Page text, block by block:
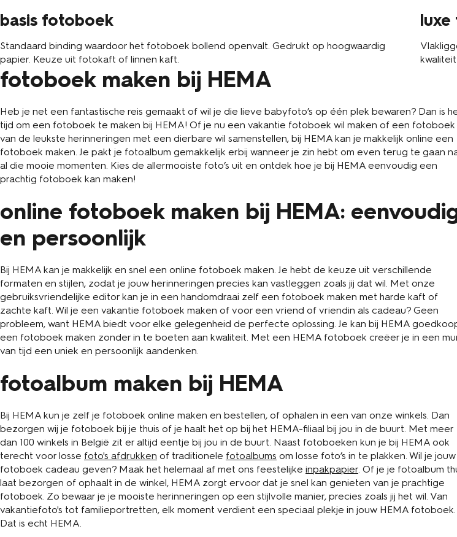
basis fotoboek
Standaard binding waardoor het fotoboek bollend openvalt. Gedrukt op hoogwaardig
papier. Keuze uit fotokaft of linnen kaft.
fotoboek maken bij HEMA
Heb je net een fantastische reis gemaakt of wil je die lieve babyfoto’s op één plek bewaren? Dan is
tijd om een fotoboek te maken bij HEMA! Of je nu een vakantie fotoboek wil maken of een fotoboek
van de leukste herinneringen met een dierbare wil samenstellen, bij HEMA kan je makkelijk online een
fotoboek maken. Je pakt je fotoalbum gemakkelijk erbij wanneer je zin hebt om even terug te gaan
al die mooie momenten. Kies de allermooiste foto’s uit en ontdek hoe je bij HEMA eenvoudig een
prachtig fotoboek kan maken!
online fotoboek maken bij HEMA:
en persoonlijk
Bij HEMA kan je makkelijk en snel een online fotoboek maken. Je hebt de keuze uit verschillende
formaten en stijlen, zodat je jouw herinneringen precies kan vastleggen zoals jij dat wil. Met onze
gebruiksvriendelijke editor kan je in een handomdraai zelf een fotoboek maken met harde kaft of
zachte kaft. Wil je een vakantie fotoboek maken of voor een vriend of vriendin als cadeau? Geen
probleem, want HEMA biedt voor elke gelegenheid de perfecte oplossing. Je kan bij HEMA
een fotoboek maken zonder in te boeten aan kwaliteit. Met een HEMA fotoboek creëer je in een
van tijd een uniek en persoonlijk aandenken.
fotoalbum maken bij HEMA
Bij HEMA kun je zelf je fotoboek online maken en bestellen, of ophalen in een van onze winkels. Dan
bezorgen wij je fotoboek bij je thuis of je haalt het op bij het HEMA-filiaal bij jou in de buurt. Met meer
dan 100 winkels in België zit er altijd eentje bij jou in de buurt. Naast fotoboeken kun je bij HEMA ook
terecht voor losse foto's afdrukken of traditionele fotoalbums om losse foto’s in te plakken. Wil je jouw
fotoboek cadeau geven? Maak het helemaal af met ons feestelijke inpakpapier. Of je je fotoalbum
laat bezorgen of ophaalt in de winkel, HEMA zorgt ervoor dat je snel kan genieten van je prachtige
fotoboek. Zo bewaar je je mooiste herinneringen op een stijlvolle manier, precies zoals jij het wil. Van
vakantiefoto's tot familieportretten, elk moment verdient een speciaal plekje in jouw HEMA fotoboek.
Dat is echt HEMA.